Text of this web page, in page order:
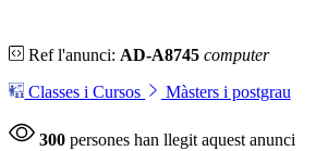
Ref l'anunci: AD-A8745 computer
Classes i Cursos Màsters i postgrau
300 persones han llegit aquest anunci